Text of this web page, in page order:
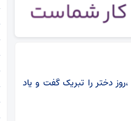
دختر را تبریک گفت و یاد